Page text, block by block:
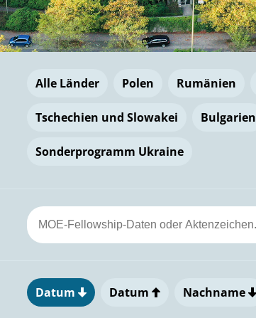
Alle Länder Polen Rumänien
Tschechien und Slowakei Bulgarien
Sonderprogramm Ukraine
Datum Datum Nachname